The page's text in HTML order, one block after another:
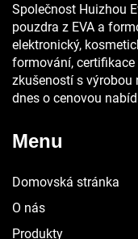
Společnost Huizhou
pouzdra z EVA a
elektronický,
formování, certifikace
zkušeností s výrobou
dnes o cenovou
Menu
Domovská stránka
O nás
Produkty